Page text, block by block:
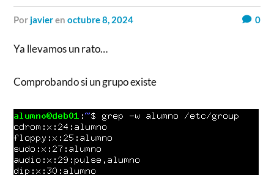
por javierenoctubre 8, 2024 0
Ya llevamos un rato…
Comprobando si un grupo existe